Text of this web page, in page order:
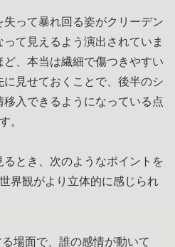
って暴れ回る姿がクリーデン
て見えるよう演出されていま
、本当は繊細で傷つきやすい
見せておくことで、後半のシ
移入できるようになっている点
。
とき、次のようなポイントを
界観がより立体的に感じられ
場面で、誰の感情が動いて